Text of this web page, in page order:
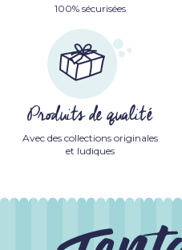
100% sécurisées
Produits de qualité
Avec des collections originales
et ludiques